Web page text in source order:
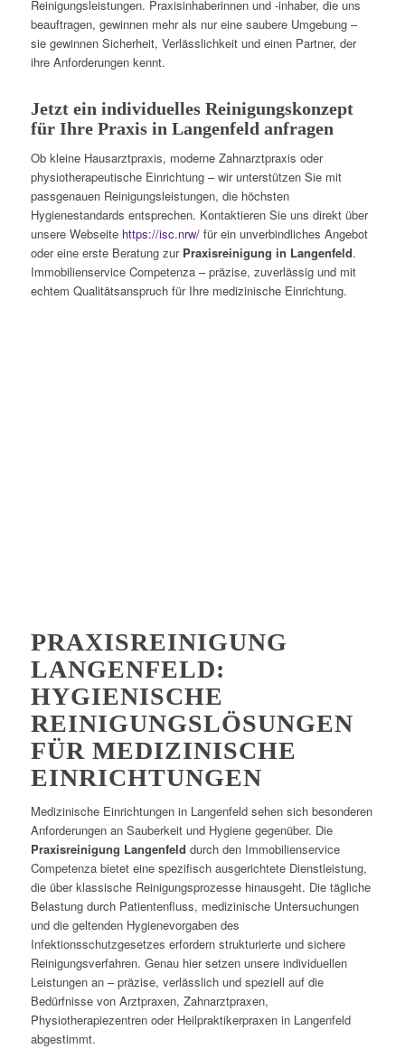
Reinigungsleistungen. Praxisinhaberinnen und -inhaber, die uns
beauftragen, gewinnen mehr als nur eine saubere Umgebung –
sie gewinnen Sicherheit, Verlässlichkeit und einen Partner, der
ihre Anforderungen kennt.
Jetzt ein individuelles Reinigungskonzept
für Ihre Praxis in Langenfeld anfragen
Ob kleine Hausarztpraxis, moderne Zahnarztpraxis oder
physiotherapeutische Einrichtung – wir unterstützen Sie mit
passgenauen Reinigungsleistungen, die höchsten
Hygienestandards entsprechen. Kontaktieren Sie uns direkt über
unsere Webseite https://isc.nrw/für ein unverbindliches Angebot
oder eine erste Beratung zur Praxisreinigung in Langenfeld.
Immobilienservice Competenza – präzise, zuverlässig und mit
echtem Qualitätsanspruch für Ihre medizinische Einrichtung.
PRAXISREINIGUNG
LANGENFELD:
HYGIENISCHE
REINIGUNGSLÖSUNGEN
FÜR MEDIZINISCHE
EINRICHTUNGEN
Medizinische Einrichtungen in Langenfeld sehen sich besonderen
Anforderungen an Sauberkeit und Hygiene gegenüber. Die
Praxisreinigung Langenfeld durch den Immobilienservice
Competenza bietet eine spezifisch ausgerichtete Dienstleistung,
die über klassische Reinigungsprozesse hinausgeht. Die tägliche
Belastung durch Patientenfluss, medizinische Untersuchungen
und die geltenden Hygienevorgaben des
Infektionsschutzgesetzes erfordern strukturierte und sichere
Reinigungsverfahren. Genau hier setzen unsere individuellen
Leistungen an – präzise, verlässlich und speziell auf die
Bedürfnisse von Arztpraxen, Zahnarztpraxen,
Physiotherapiezentren oder Heilpraktikerpraxen in Langenfeld
abgestimmt.